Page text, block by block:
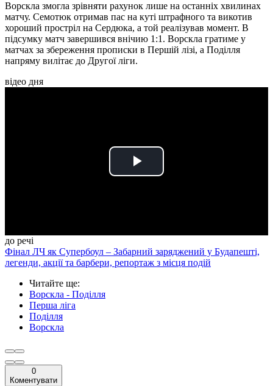
Ворскла змогла зрівняти рахунок лише на останніх хвилинах
матчу. Семотюк отримав пас на куті штрафного та викотив
хороший простріл на Сердюка, а той реалізував момент. В
підсумку матч завершився внічию 1:1. Ворскла гратиме у
матчах за збереження прописки в Першій лізі, а Поділля
напряму вилітає до Другої ліги.
відео дня
Play
до речі
Фінал ЛЧ як Супербоул – Забарний заряджений у Будапешті,
легенди, акції та барбери, репортаж з місця подій
Читайте ще:
Ворскла - Поділля
Перша ліга
Поділля
Ворскла
0
Коментувати